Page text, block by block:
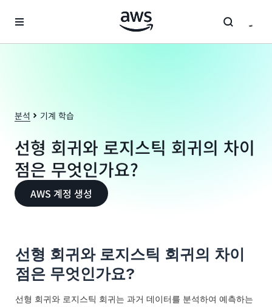
분석 기계 학습
선형 회귀와 로지스틱 회귀의 차이
점은 무엇인가요?
AWS 계정 생성
선형 회귀와 로지스틱 회귀의 차이
점은 무엇인가요?
선형 회귀와 로지스틱 회귀는 과거 데이터를 분석하여 예측하는